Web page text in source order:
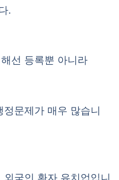
.
선 등록뿐 아니라
문제가 매우 많습니